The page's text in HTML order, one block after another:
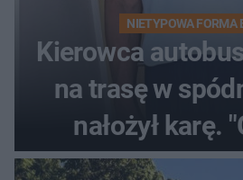
NIETYPOWA FORMA
Kierowca
na trasę w
nałożył karę.